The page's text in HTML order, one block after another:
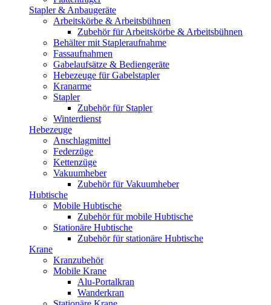
Stapler & Anbaugeräte
Arbeitskörbe & Arbeitsbühnen
Zubehör für Arbeitskörbe & Arbeitsbühnen
Behälter mit Stapleraufnahme
Fassaufnahmen
Gabelaufsätze & Bediengeräte
Hebezeuge für Gabelstapler
Kranarme
Stapler
Zubehör für Stapler
Winterdienst
Hebezeuge
Anschlagmittel
Federzüge
Kettenzüge
Vakuumheber
Zubehör für Vakuumheber
Hubtische
Mobile Hubtische
Zubehör für mobile Hubtische
Stationäre Hubtische
Zubehör für stationäre Hubtische
Krane
Kranzubehör
Mobile Krane
Alu-Portalkran
Wanderkran